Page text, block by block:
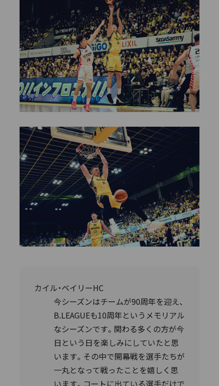
カイル・ベイリーHC
今シーズンはチームが90周年を迎え、
B.LEAGUEも10周年というメモリアル
なシーズンです。関わる多くの方が今
日という日を楽しみにしていたと思
います。その中で開幕戦を選手たちが
一丸となって戦ったことを嬉しく思
います。コートに出ている選手だけで